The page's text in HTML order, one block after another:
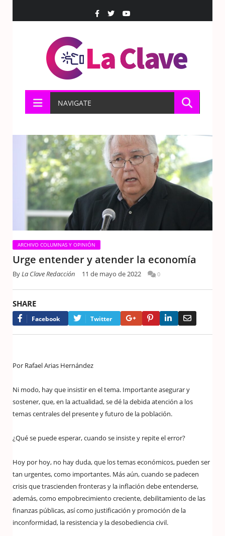
NAVIGATE
ARCHIVO COLUMNAS Y OPINIÓN
Urge entender y atender la economía
ByLa Clave Redacción 11 de mayo de 2022 0
SHARE
Facebook Twitter Google+PinterestLinkedIn
Por Rafael Arias Hernández
Ni modo, hay que insistir en el tema. Importante asegurar y
sostener, que, en la actualidad, se dé la debida atención a los
temas centrales del presente y futuro de la población.
¿Qué se puede esperar, cuando se insiste y repite el error?
Hoy por hoy, no hay duda, que los temas económicos, pueden ser
tan urgentes, como importantes. Más aún, cuando se padecen
crisis que trascienden fronteras y la inflación debe entenderse,
además, como empobrecimiento creciente, debilitamiento de las
finanzas públicas, así como justificación y promoción de la
inconformidad, la resistencia y la desobediencia civil.